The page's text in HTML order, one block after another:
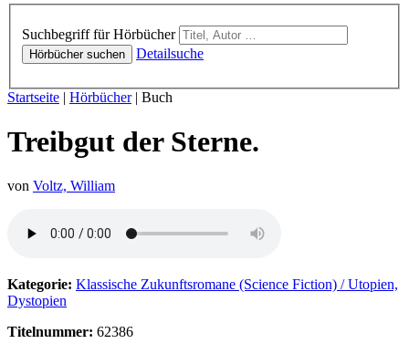
Suchbegriff für Hörbücher
Hörbücher suchen Detailsuche
Sie sind hier:
Startseite | Hörbücher| Buch
Treibgut der Sterne.
von Voltz, William
Kategorie: Klassische Zukunftsromane (Science Fiction) / Utopien,
Dystopien
Titelnummer: 62386